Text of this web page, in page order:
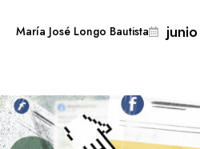
María José Longo Bautista